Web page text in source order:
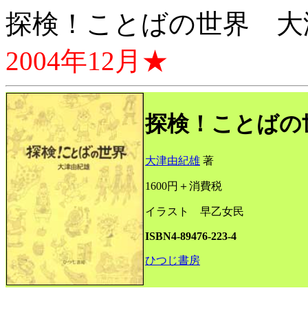
探検！ことばの世界
2004年12月★
探検！ことばの
大津由紀雄 著
1600円＋消費税
イラスト 早乙女民
ISBN4-89476-223-4
ひつじ書房